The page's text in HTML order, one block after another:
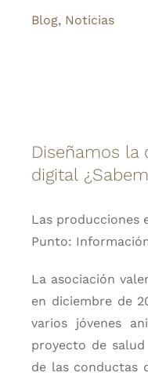
Blog, Noticias
Diseñamos la
digital
Las producciones
Punto:
La asociación
en diciembre de
varios jóvenes
proyecto de
de las conductas